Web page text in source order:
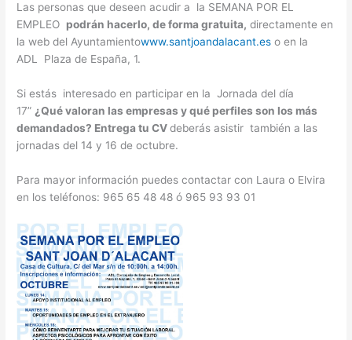
Las personas que deseen acudir a la SEMANA POR EL
EMPLEO podrán hacerlo, de forma gratuita, directamente en
la web del Ayuntamientowww.santjoandalacant.es o en la
ADL Plaza de España, 1.
Si estás interesado en participar en la Jornada del día
17” ¿Qué valoran las empresas y qué perfiles son los más
demandados? Entrega tu CVdeberás asistir también a las
jornadas del 14 y 16 de octubre.
Para mayor información puedes contactar con Laura o Elvira
en los teléfonos: 965 65 48 48 ó 965 93 93 01